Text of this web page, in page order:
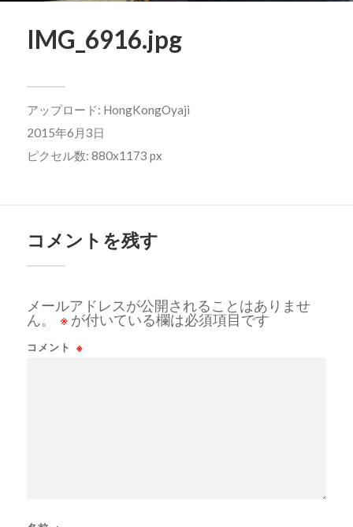
IMG_6916.jpg
アップロード: HongKongOyaji
2015年6月3日
ピクセル数: 880x1173 px
コメントを残す
メールアドレスが公開されることはありませ
ん。
※ が付いている欄は必須項目です
コメント ※